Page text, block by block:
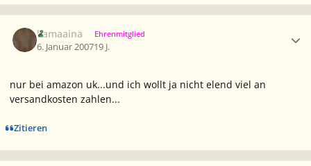
kamaaina Ehrenmitglied
6. Januar 200719 J.
nur bei amazon uk...und ich wollt ja nicht elend viel an
versandkosten zahlen...
Zitieren